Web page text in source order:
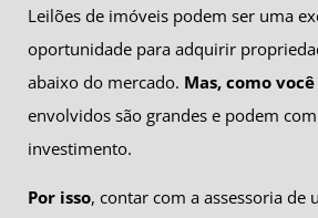
Leilões de imóveis podem ser uma
oportunidade para adquirir
abaixo do mercado. Mas, como
envolvidos são grandes e podem
investimento.
Por isso, contar com a assessoria de